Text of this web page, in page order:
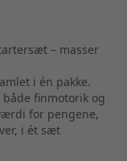
– masser
i én pakke.
finmotorik og
for pengene,
i ét sæt